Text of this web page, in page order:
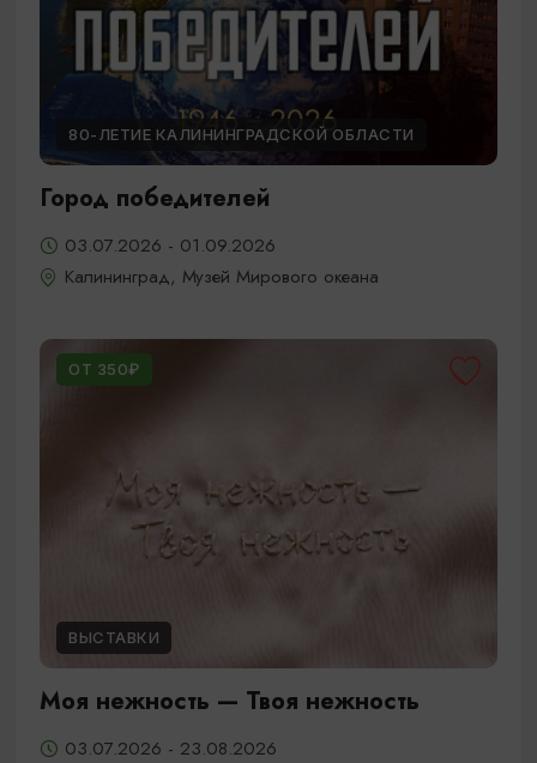
80-ЛЕТИЕ КАЛИНИНГРАДСКОЙ ОБЛАСТИ
Город победителей
03.07.2026 - 01.09.2026
Калининград, Музей Мирового океана
ОТ 350₽
ВЫСТАВКИ
Моя нежность — Твоя нежность
03.07.2026 - 23.08.2026